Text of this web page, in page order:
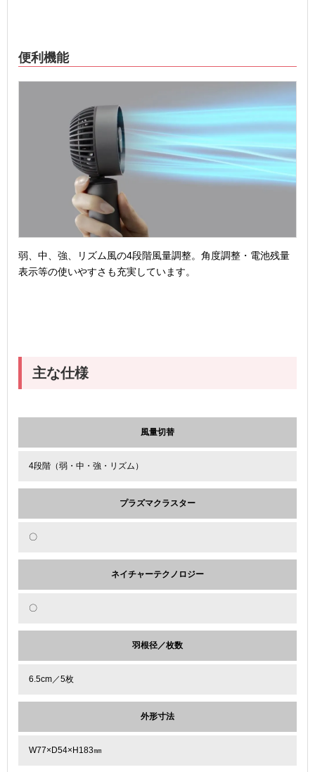
便利機能
弱、中、強、リズム風の4段階風量調整。角度調整・電池残量
表示等の使いやすさも充実しています。
主な仕様
風量切替
4段階（弱・中・強・リズム）
プラズマクラスター
〇
ネイチャーテクノロジー
〇
羽根径／枚数
6.5cm／5枚
外形寸法
W77×D54×H183㎜